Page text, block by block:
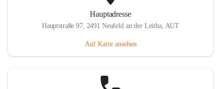
Hauptadresse
Hauptstraße 97, 2491 Neufeld an der Leitha, AUT
Auf Karte ansehen